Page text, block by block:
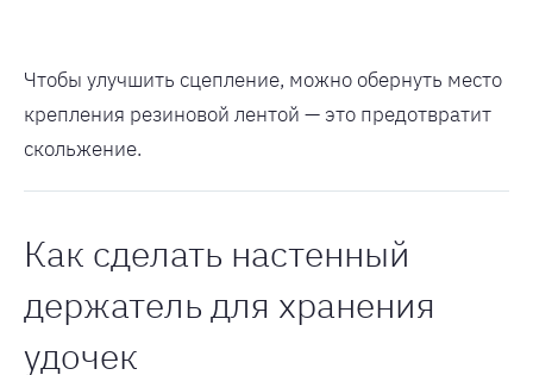
Чтобы улучшить сцепление, можно обернуть место
крепления резиновой лентой — это предотвратит
скольжение.
Как сделать настенный
держатель для хранения
удочек